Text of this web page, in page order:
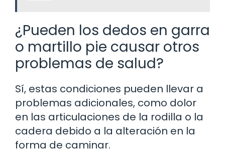
¿Pueden los dedos en garra
o martillo pie causar otros
problemas de salud?
Sí, estas condiciones pueden llevar a
problemas adicionales, como dolor
en las articulaciones de la rodilla o la
cadera debido a la alteración en la
forma de caminar.